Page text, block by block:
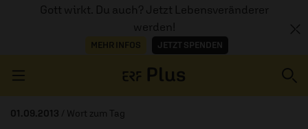
Gott wirkt. Du auch? Jetzt Lebensveränderer
werden!
MEHR INFOS JETZT SPENDEN
01.09.2013 / Wort zum Tag